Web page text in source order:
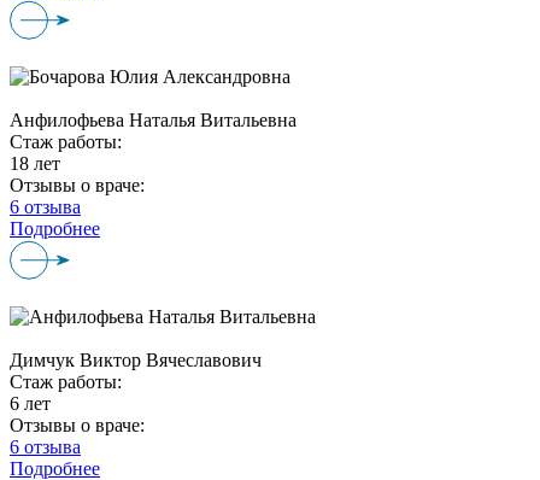
Анфилофьева Наталья Витальевна
Стаж работы:
18 лет
Отзывы о враче:
6 отзыва
Подробнее
Димчук Виктор Вячеславович
Стаж работы:
6 лет
Отзывы о враче:
6 отзыва
Подробнее